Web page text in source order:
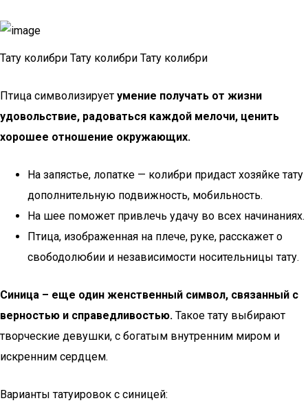
Тату колибри Тату колибри Тату колибри
Птица символизирует умение получать от жизни
удовольствие, радоваться каждой мелочи, ценить
хорошее отношение окружающих.
На запястье, лопатке — колибри придаст хозяйке тату
дополнительную подвижность, мобильность.
На шее поможет привлечь удачу во всех начинаниях.
Птица, изображенная на плече, руке, расскажет о
свободолюбии и независимости носительницы тату.
Синица – еще один женственный символ, связанный с
верностью и справедливостью. Такое тату выбирают
творческие девушки, с богатым внутренним миром и
искренним сердцем.
Варианты татуировок с синицей: